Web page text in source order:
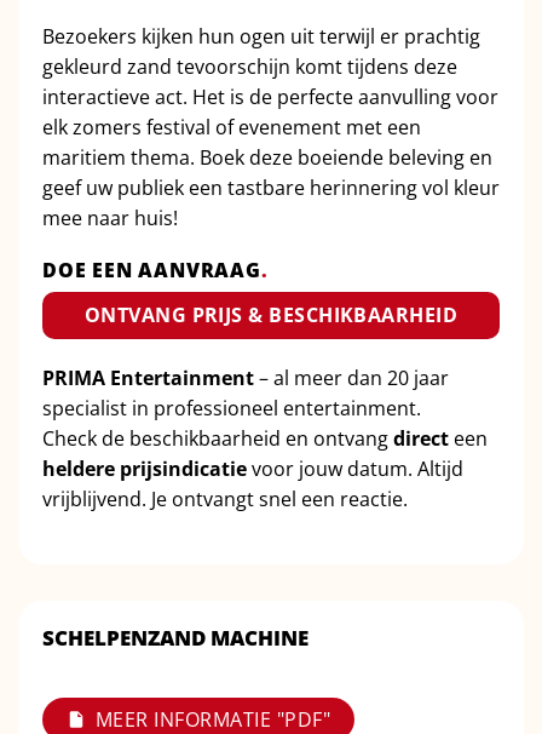
Bezoekers kijken hun ogen uit terwijl er prachtig
gekleurd zand tevoorschijn komt tijdens deze
interactieve act. Het is de perfecte aanvulling voor
elk zomers festival of evenement met een
maritiem thema. Boek deze boeiende beleving en
geef uw publiek een tastbare herinnering vol kleur
mee naar huis!
DOE EEN AANVRAAG.
ONTVANG PRIJS & BESCHIKBAARHEID
PRIMA Entertainment– al meer dan 20 jaar
specialist in professioneel entertainment.
Check de beschikbaarheid en ontvangdirect een
heldere prijsindicatievoor jouw datum. Altijd
vrijblijvend. Je ontvangt snel een reactie.
SCHELPENZAND MACHINE
MEER INFORMATIE "PDF"